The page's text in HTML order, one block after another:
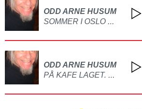
ODD ARNE HUSUM
SOMMER I OSLO BY LAGET PÅ GITAR
ODD ARNE HUSUM
PÅ KAFE LAGET. PÅ GITAR